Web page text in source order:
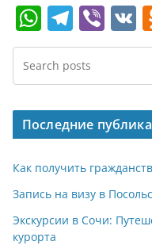
W
h
at
s
A
p
p
T
el
e
gr
a
m
Vi
b
V
K
Последние
Как получить
Запись на визу в
Экскурсии в Сочи:
курорта